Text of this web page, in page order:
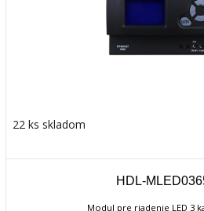
22 ks skladom
HDL-
Modul pre riadenie LED 3